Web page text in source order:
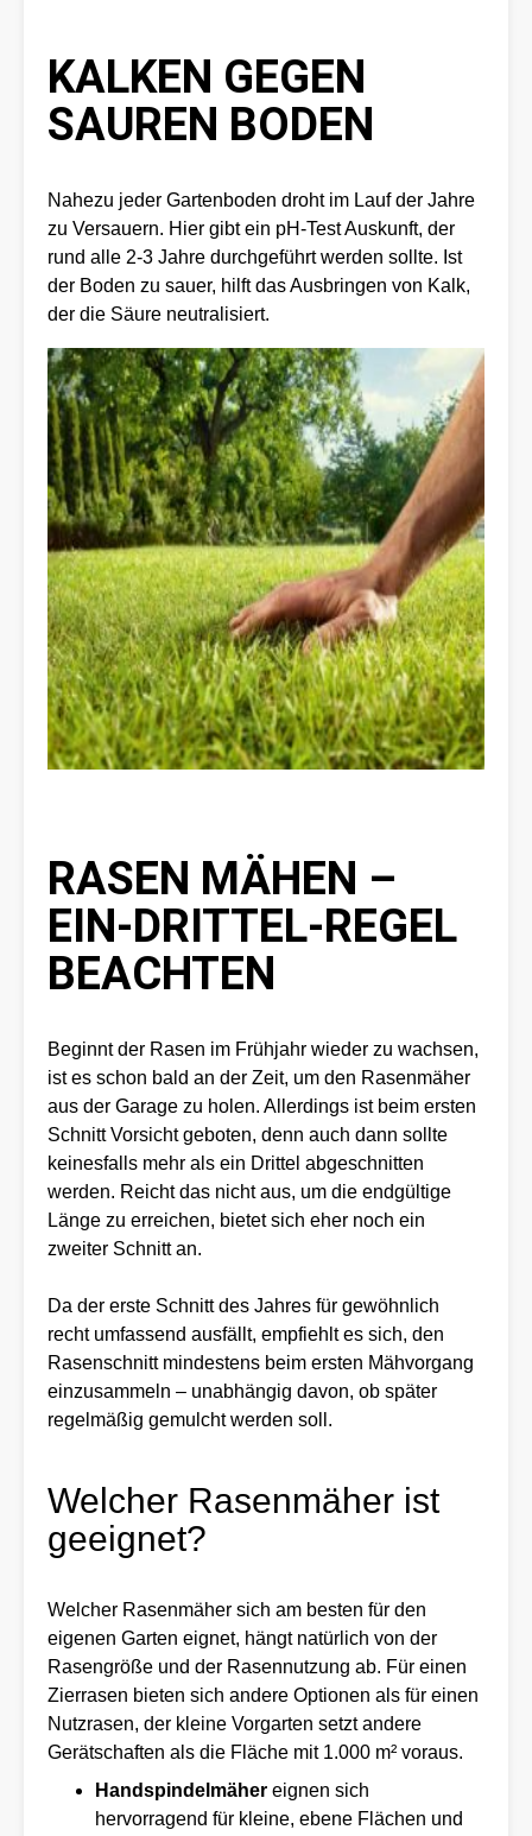
KALKEN GEGEN
SAUREN BODEN
Nahezu jeder Gartenboden droht im Lauf der Jahre
zu Versauern. Hier gibt ein pH-Test Auskunft, der
rund alle 2-3 Jahre durchgeführt werden sollte. Ist
der Boden zu sauer, hilft das Ausbringen von Kalk,
der die Säure neutralisiert.
RASEN MÄHEN –
EIN-DRITTEL-REGEL
BEACHTEN
Beginnt der Rasen im Frühjahr wieder zu wachsen,
ist es schon bald an der Zeit, um den Rasenmäher
aus der Garage zu holen. Allerdings ist beim ersten
Schnitt Vorsicht geboten, denn auch dann sollte
keinesfalls mehr als ein Drittel abgeschnitten
werden. Reicht das nicht aus, um die endgültige
Länge zu erreichen, bietet sich eher noch ein
zweiter Schnitt an.
Da der erste Schnitt des Jahres für gewöhnlich
recht umfassend ausfällt, empfiehlt es sich, den
Rasenschnitt mindestens beim ersten Mähvorgang
einzusammeln – unabhängig davon, ob später
regelmäßig gemulcht werden soll.
Welcher Rasenmäher ist
geeignet?
Welcher Rasenmäher sich am besten für den
eigenen Garten eignet, hängt natürlich von der
Rasengröße und der Rasennutzung ab. Für einen
Zierrasen bieten sich andere Optionen als für einen
Nutzrasen, der kleine Vorgarten setzt andere
Gerätschaften als die Fläche mit 1.000 m² voraus.
Handspindelmäher eignen sich
hervorragend für kleine, ebene Flächen und